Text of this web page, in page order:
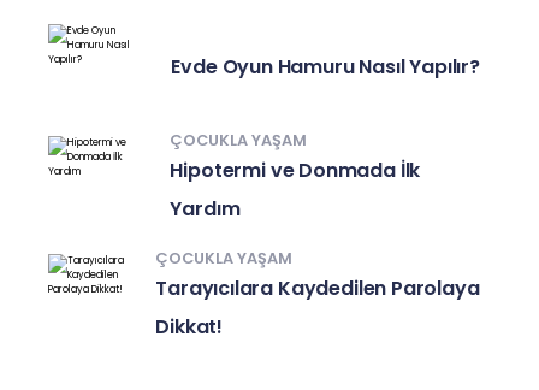
Evde Oyun Hamuru Nasıl Yapılır?
ÇOCUKLA YAŞAM
Hipotermi ve Donmada İlk
Yardım
ÇOCUKLA YAŞAM
Tarayıcılara Kaydedilen Parolaya
Dikkat!